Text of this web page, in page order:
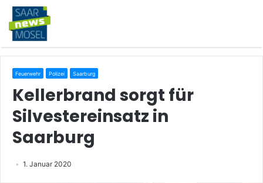
Feuerwehr Polizei Saarburg
Kellerbrand sorgt für
Silvestereinsatz in
Saarburg
1. Januar 2020